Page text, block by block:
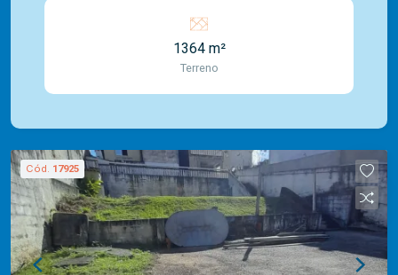
localização dentro do condomínio. Condomínio
arborizado, com lago e portaria. O Caxambu é um
charmoso bairro na zona norte de Jundiaí (SP),
famoso pela forte herança da imigração italiana. É
o coração da `Rota da Uva`, destacando-se pelas
Somos uma imobiliária com mais de 40 anos de
mercado e com uma vasta experiência na
administração de imóveis para venda ou locação.
Contamos com uma ampla opção de imóveis
residenciais, comerciais e lançamentos e equipe
Mediterrâneo Imóveis é especializada e recebe
1364 m²
Terreno
Cód. 17925